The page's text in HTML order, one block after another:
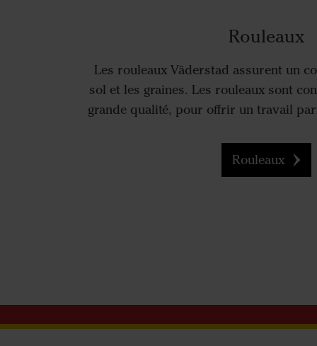
Rouleaux
Les rouleaux Väderstad assurent un
sol et les graines. Les rouleaux sont
grande qualité, pour offrir un travail
Rouleaux